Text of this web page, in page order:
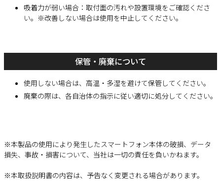
吸着力が弱い場合：取付面の汚れや設置環境をご確認くださ
い。※改善しない場合は使用を中止してください。
保管・廃棄について
使用しない場合は、高温・多湿を避けて保管してください。
廃棄の際は、各自治体の指示に従い適切に処分してください。
※本製品の使用により発生したスマートフォン本体の破損、データ
損失、事故・損害について、当社は一切の責任を負いかねます。
※本取扱説明書の内容は、予告なく変更される場合があります。